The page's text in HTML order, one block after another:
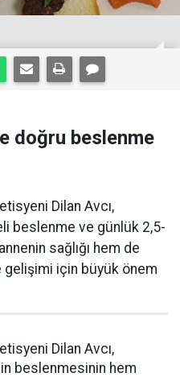
doğru beslenme
Dilan Avcı,
beslenme ve günlük 2,5-
sağlığı hem de
gelişimi için büyük önem
Dilan Avcı,
beslenmesinin hem